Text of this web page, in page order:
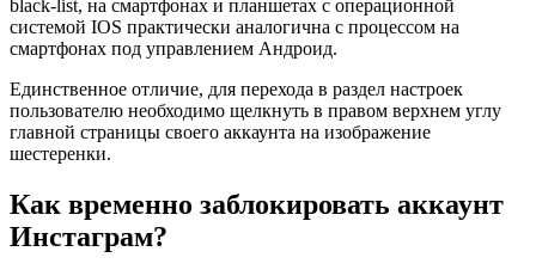
black-list, на смартфонах и планшетах с операционной
системой IOS практически аналогична с процессом на
смартфонах под управлением Андроид.
Единственное отличие, для перехода в раздел настроек
пользователю необходимо щелкнуть в правом верхнем углу
главной страницы своего аккаунта на изображение
шестеренки.
Как временно заблокировать аккаунт
Инстаграм?